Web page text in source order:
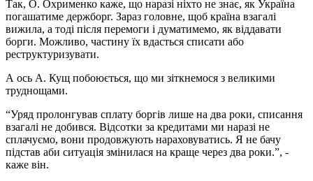
Так, О. Охрименко каже, що наразі ніхто не знає, як Україна
погашатиме держборг. Зараз головне, щоб країна взагалі
вижила, а тоді після перемоги і думатимемо, як віддавати
борги. Можливо, частину їх вдасться списати або
реструктуризувати.
А ось А. Кущ побоюється, що ми зіткнемося з великими
труднощами.
“Уряд пролонгував сплату боргів лише на два роки, списання
взагалі не добився. Відсотки за кредитами ми наразі не
сплачуємо, вони продовжують нараховуватись. Я не бачу
підстав аби ситуація змінилася на краще через два роки.”, -
каже він.